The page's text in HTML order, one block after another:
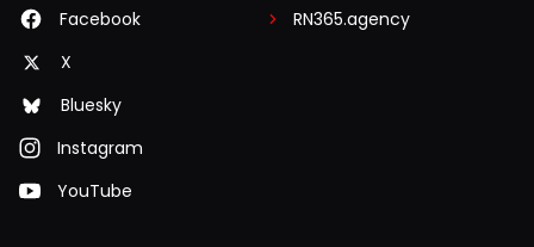
Facebook
X
Bluesky
Instagram
YouTube
RN365.agency